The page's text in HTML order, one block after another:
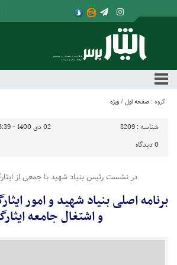
گروه : صفحه اول / ویژه
شناسه : 8209
02 دی 1400 - 13:39
0 دیدگاه
در نشست رئیس بنیاد شهید با جمعی از
برنامه اصلی بنیاد شهید و امور
و اشتغال جامعه